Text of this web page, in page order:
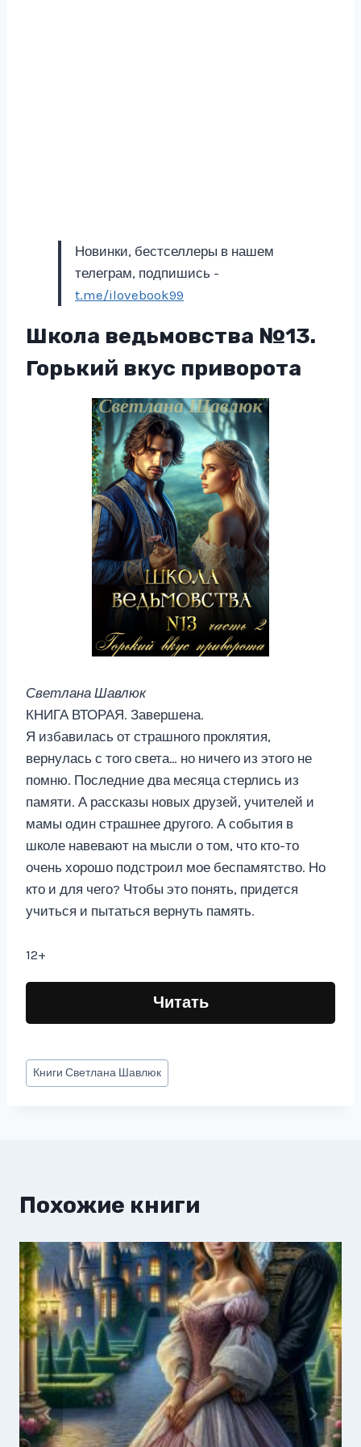
Новинки, бестселлеры в нашем
телеграм, подпишись -
t.me/ilovebook99
Школа ведьмовства №13.
Горький вкус приворота
Светлана Шавлюк
КНИГА ВТОРАЯ. Завершена.
Я избавилась от страшного проклятия,
вернулась с того света… но ничего из этого не
помню. Последние два месяца стерлись из
памяти. А рассказы новых друзей, учителей и
мамы один страшнее другого. А события в
школе навевают на мысли о том, что кто-то
очень хорошо подстроил мое беспамятство. Но
кто и для чего? Чтобы это понять, придется
учиться и пытаться вернуть память.
12+
Читать
Метки
записи:
КнигиСветлана Шавлюк
Похожие книги